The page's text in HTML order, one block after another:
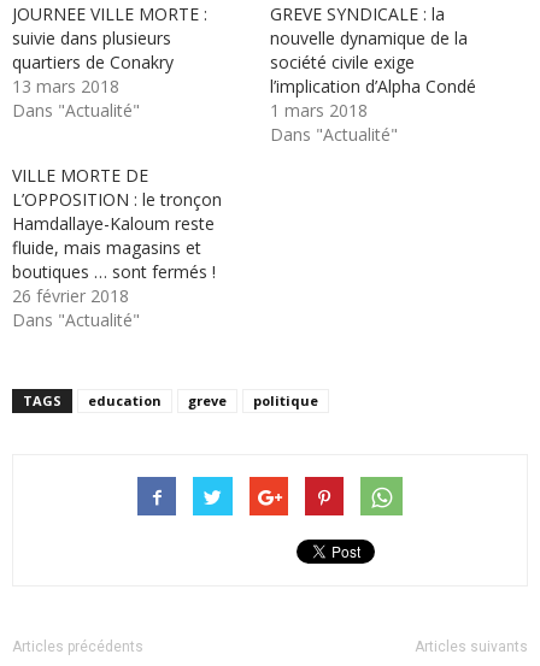
JOURNEE VILLE MORTE :
suivie dans plusieurs
quartiers de Conakry
13 mars 2018
Dans "Actualité"
GREVE SYNDICALE : la
nouvelle dynamique de la
société civile exige
l’implication d’Alpha Condé
1 mars 2018
Dans "Actualité"
VILLE MORTE DE
L’OPPOSITION : le tronçon
Hamdallaye-Kaloum reste
fluide, mais magasins et
boutiques … sont fermés !
26 février 2018
Dans "Actualité"
TAGS education greve politique
Articles précédents Articles suivants